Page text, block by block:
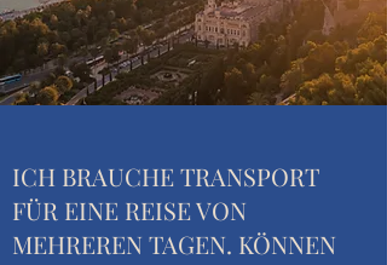
ICH BRAUCHE TRANSPORT
FÜR EINE REISE VON
MEHREREN TAGEN. KÖNNEN